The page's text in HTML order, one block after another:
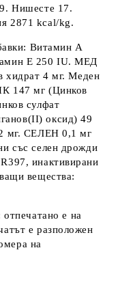
Нишесте 17.
2871 kcal/kg.
Витамин A
E 250 IU. МЕД
хидрат 4 мг. Mеден
147 мг (Цинков
сулфат
оксид) 49
мг. СЕЛЕН 0,1 мг
със селен дрожди
инактивирани
вещества:
е на
е разположен
на